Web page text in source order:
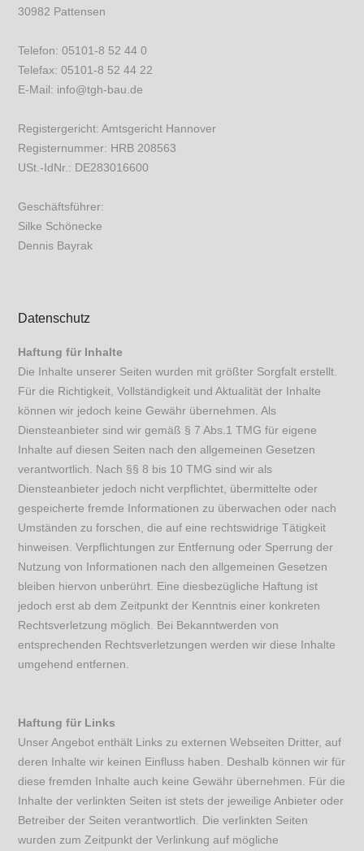
30982 Pattensen
Telefon: 05101-8 52 44 0
Telefax: 05101-8 52 44 22
E-Mail: info@tgh-bau.de
Registergericht: Amtsgericht Hannover
Registernummer: HRB 208563
USt.-IdNr.: DE283016600
Geschäftsführer:
Silke Schönecke
Dennis Bayrak
Datenschutz
Haftung für Inhalte
Die Inhalte unserer Seiten wurden mit größter Sorgfalt erstellt.
Für die Richtigkeit, Vollständigkeit und Aktualität der Inhalte
können wir jedoch keine Gewähr übernehmen. Als
Diensteanbieter sind wir gemäß § 7 Abs.1 TMG für eigene
Inhalte auf diesen Seiten nach den allgemeinen Gesetzen
verantwortlich. Nach §§ 8 bis 10 TMG sind wir als
Diensteanbieter jedoch nicht verpflichtet, übermittelte oder
gespeicherte fremde Informationen zu überwachen oder nach
Umständen zu forschen, die auf eine rechtswidrige Tätigkeit
hinweisen. Verpflichtungen zur Entfernung oder Sperrung der
Nutzung von Informationen nach den allgemeinen Gesetzen
bleiben hiervon unberührt. Eine diesbezügliche Haftung ist
jedoch erst ab dem Zeitpunkt der Kenntnis einer konkreten
Rechtsverletzung möglich. Bei Bekanntwerden von
entsprechenden Rechtsverletzungen werden wir diese Inhalte
umgehend entfernen.
Haftung für Links
Unser Angebot enthält Links zu externen Webseiten Dritter, auf
deren Inhalte wir keinen Einfluss haben. Deshalb können wir für
diese fremden Inhalte auch keine Gewähr übernehmen. Für die
Inhalte der verlinkten Seiten ist stets der jeweilige Anbieter oder
Betreiber der Seiten verantwortlich. Die verlinkten Seiten
wurden zum Zeitpunkt der Verlinkung auf mögliche